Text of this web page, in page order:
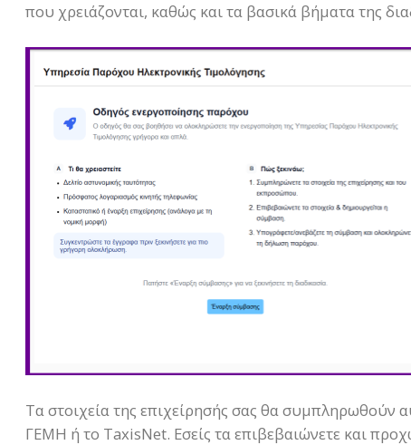
που χρειάζονται, καθώς και τα βασικά βήματα της
Τα στοιχεία της επιχείρησής σας θα συμπληρωθούν
ΓΕΜΗ ή το TaxisNet. Εσείς τα επιβεβαιώνετε και